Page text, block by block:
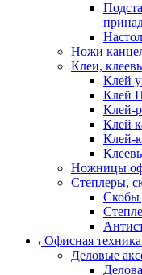
Ножи
Клеи,
Клей
Клей
Клей-
Клей
Клей-
Ножницы
Степлеры,
Скобы
Офисная
Деловые